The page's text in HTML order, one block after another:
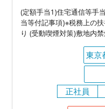
(定額手当1)住宅通信等手
当等付記事項)※税務上の
り (受動喫煙対策)敷地内
東京
正社員